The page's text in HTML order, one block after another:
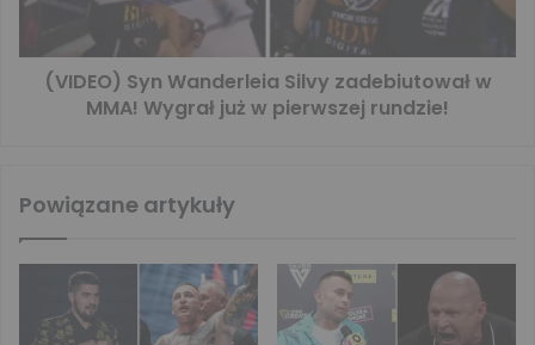
(VIDEO) Syn Wanderleia Silvy zadebiutował w
MMA! Wygrał już w pierwszej rundzie!
Powiązane artykuły